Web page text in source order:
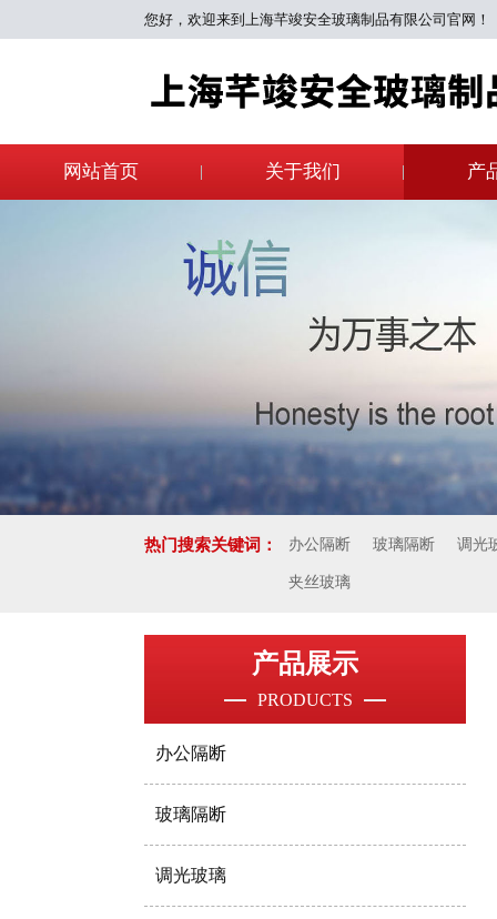
您好，欢迎来到上海芊竣安全玻璃制品有限公司官网！
网站首页 关于我们 产
热门搜索关键词： 办公隔断 玻璃隔断 调光
夹丝玻璃
产品展示
PRODUCTS
办公隔断
玻璃隔断
调光玻璃